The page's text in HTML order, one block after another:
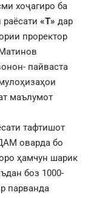
хоҷагиро ба
«Т» дар
проректор
пайваста
маълумот
тафтишот
оварда бо
ҳамчун шарик
боз 1000-
парванда